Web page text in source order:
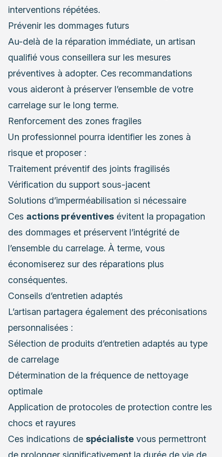
interventions répétées.
Prévenir les dommages futurs
Au-delà de la réparation immédiate, un artisan
qualifié vous conseillera sur les mesures
préventives à adopter. Ces recommandations
vous aideront à préserver l’ensemble de votre
carrelage sur le long terme.
Renforcement des zones fragiles
Un professionnel pourra identifier les zones à
risque et proposer :
Traitement préventif des joints fragilisés
Vérification du support sous-jacent
Solutions d’imperméabilisation si nécessaire
Ces actions préventives évitent la propagation
des dommages et préservent l’intégrité de
l’ensemble du carrelage. À terme, vous
économiserez sur des réparations plus
conséquentes.
Conseils d’entretien adaptés
L’artisan partagera également des préconisations
personnalisées :
Sélection de produits d’entretien adaptés au type
de carrelage
Détermination de la fréquence de nettoyage
optimale
Application de protocoles de protection contre les
chocs et rayures
Ces indications de spécialiste vous permettront
de prolonger significativement la durée de vie de